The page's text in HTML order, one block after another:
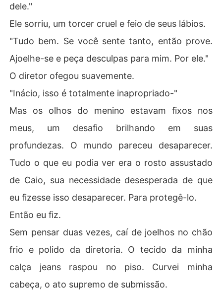
dele."
Ele sorriu, um torcer cruel e feio de seus lábios.
"Tudo bem. Se você sente tanto, então prove.
Ajoelhe-se e peça desculpas para mim. Por ele."
O diretor ofegou suavemente.
"Inácio, isso é totalmente inapropriado-"
Mas os olhos do menino estavam fixos nos
meus, um desafio brilhando em suas
profundezas. O mundo pareceu desaparecer.
Tudo o que eu podia ver era o rosto assustado
de Caio, sua necessidade desesperada de que
eu fizesse isso desaparecer. Para protegê-lo.
Então eu fiz.
Sem pensar duas vezes, caí de joelhos no chão
frio e polido da diretoria. O tecido da minha
calça jeans raspou no piso. Curvei minha
cabeça, o ato supremo de submissão.